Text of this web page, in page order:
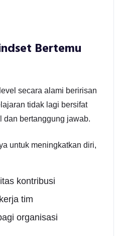
Bertemu
secara alami beririsan
tidak lagi bersifat
dan bertanggung jawab.
untuk meningkatkan diri,
kontribusi
tim
organisasi